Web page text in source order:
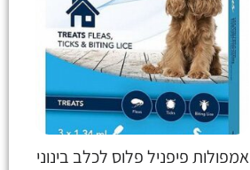
אמפולות פיפניל פלוס לכלב בינוני